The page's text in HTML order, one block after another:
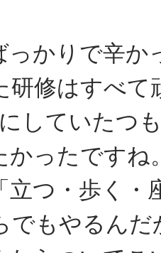
っかりで辛か
研修はすべて
していたつ
かったですね
立つ・歩く・
でもやるんだ